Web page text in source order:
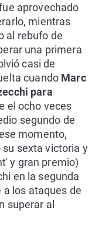
aprovechado
mientras
al rebufo de
una primera
casi de
cuando Marc
para
el ocho veces
segundo de
momento,
sexta victoria y
y gran premio)
en la segunda
a los ataques de
superar al